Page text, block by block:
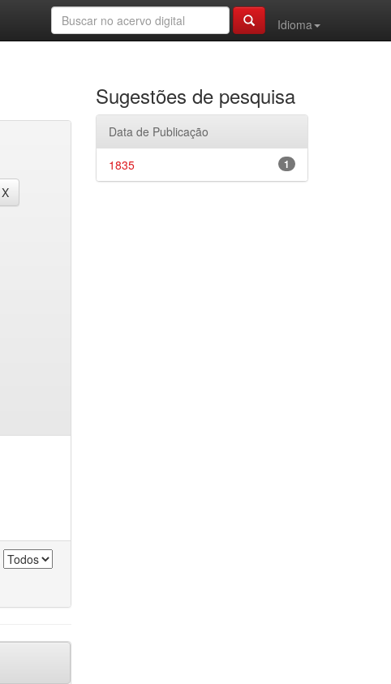
Idioma
Sugestões de pesquisa
Data de Publicação
1
1835